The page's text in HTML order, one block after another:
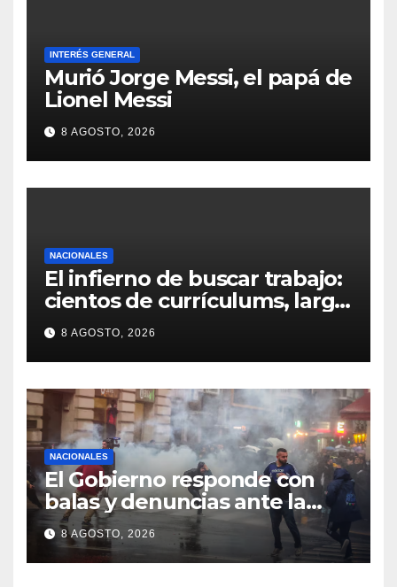
INTERÉS GENERAL
Murió Jorge Messi, el papá de
Lionel Messi
8 AGOSTO, 2026
NACIONALES
El infierno de buscar trabajo:
cientos de currículums, larga
espera y menos puestos
registrados
8 AGOSTO, 2026
NACIONALES
El Gobierno responde con
balas y denuncias ante la
protesta
8 AGOSTO, 2026